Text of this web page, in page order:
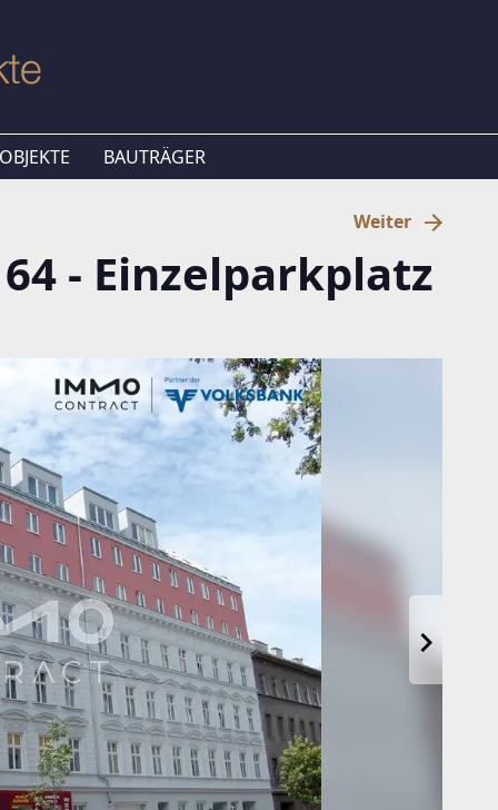
BAUTRÄGER
Weiter
- Einzelparkplatz